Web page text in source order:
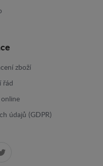
zboží
řád
online
údajů (GDPR)